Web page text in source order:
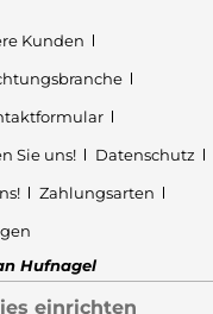
Kunden
Sie uns!
Datenschutz
Zahlungsarten
Hufnagel
einrichten